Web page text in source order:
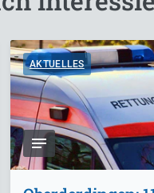
AKTUELLES